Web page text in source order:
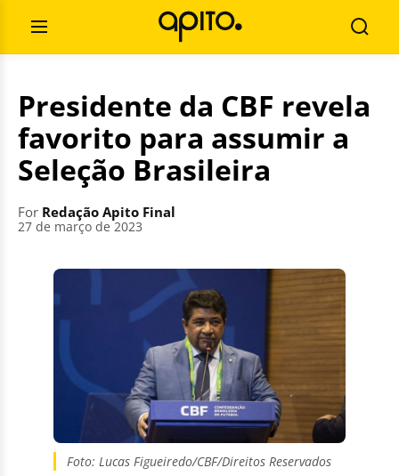
contentOpen
Menu
for:
Presidente da CBF revela
favorito para assumir a
Seleção Brasileira
For Redação Apito Final
27 de março de 2023
Foto: Lucas Figueiredo/CBF/Direitos Reservados